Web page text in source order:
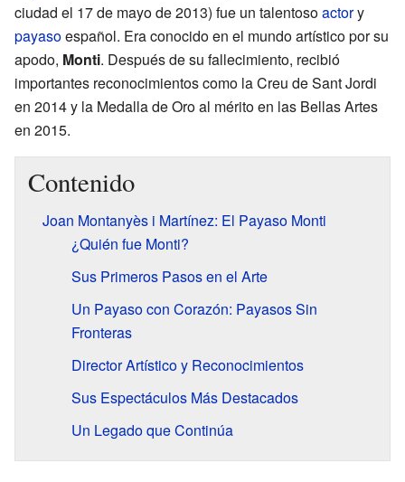
ciudad el 17 de mayo de 2013) fue un talentosoactory
payasoespañol. Era conocido en el mundo artístico por su
apodo, Monti. Después de su fallecimiento, recibió
importantes reconocimientos como la Creu de Sant Jordi
en 2014 y la Medalla de Oro al mérito en las Bellas Artes
en 2015.
Contenido
Joan Montanyès i Martínez: El Payaso Monti
¿Quién fue Monti?
Sus Primeros Pasos en el Arte
Un Payaso con Corazón: Payasos Sin
Fronteras
Director Artístico y Reconocimientos
Sus Espectáculos Más Destacados
Un Legado que Continúa